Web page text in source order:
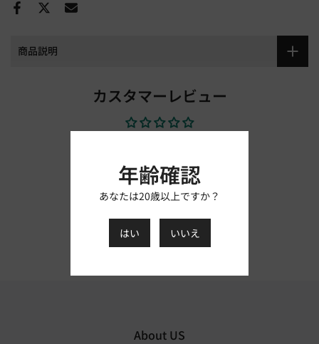
商品説明
カスタマーレビュー
レビューを書く
About US
年齢確認
あなたは20歳以上ですか？
はい いいえ